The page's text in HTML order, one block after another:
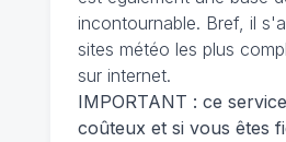
incontournable. Bref, il
sites météo les plus
sur internet.
IMPORTANT : ce
coûteux et si vous êtes